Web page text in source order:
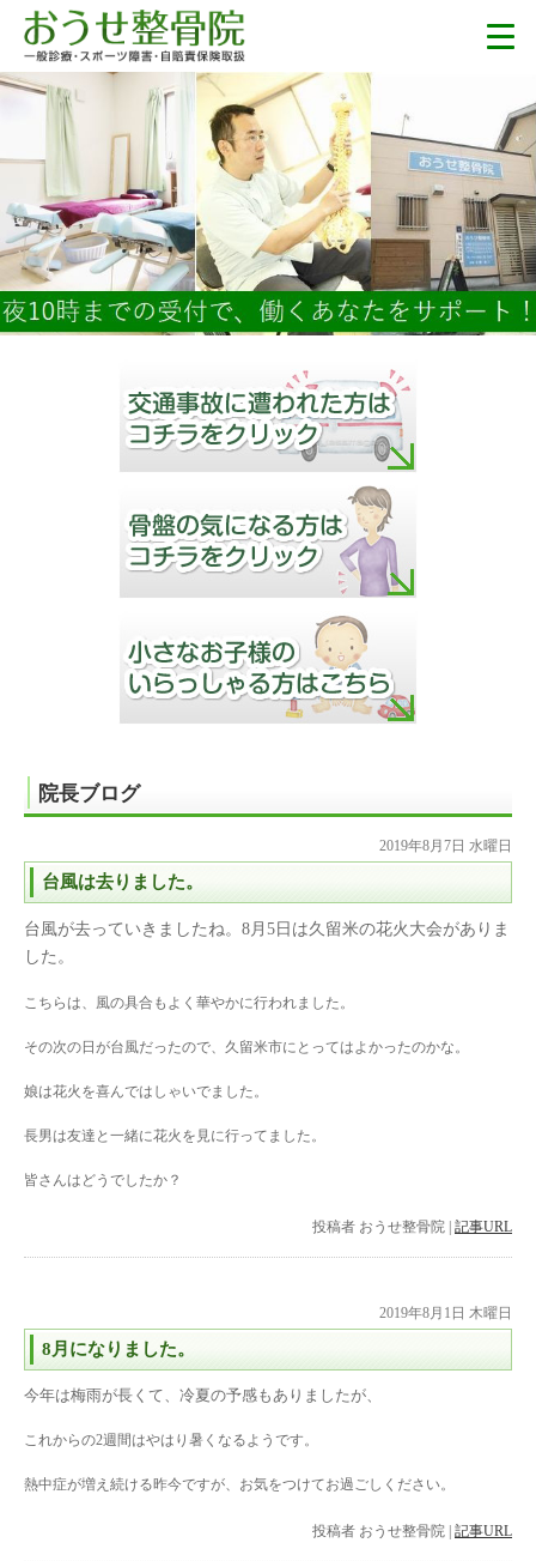
院長ブログ
2019年8月7日 水曜日
台風は去りました。
台風が去っていきましたね。8月5日は久留米の花火大会がありま
した。
こちらは、風の具合もよく華やかに行われました。
その次の日が台風だったので、久留米市にとってはよかったのかな。
娘は花火を喜んではしゃいでました。
長男は友達と一緒に花火を見に行ってました。
皆さんはどうでしたか？
投稿者 おうせ整骨院 | 記事URL
2019年8月1日 木曜日
8月になりました。
今年は梅雨が長くて、冷夏の予感もありましたが、
これからの2週間はやはり暑くなるようです。
熱中症が増え続ける昨今ですが、お気をつけてお過ごしください。
投稿者 おうせ整骨院 | 記事URL